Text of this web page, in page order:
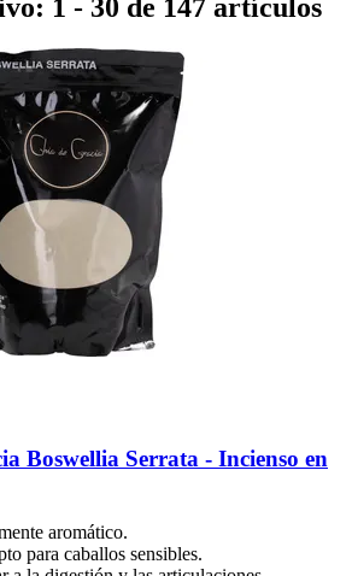
1 - 30 de 147 artículos
Boswellia Serrata -​ Incienso en
aromático.
para caballos sensibles.